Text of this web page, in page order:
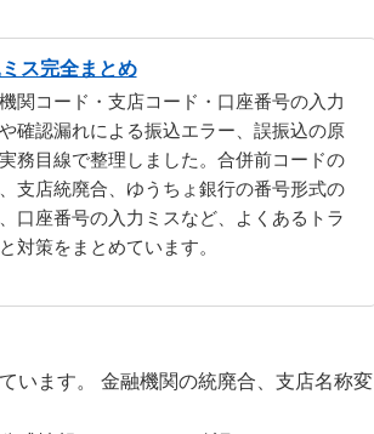
ス完全まとめ
関コード・支店コード・口座番号の入力
確認漏れによる振込エラー、誤振込の原
務目線で整理しました。合併前コードの
支店統廃合、ゆうちょ銀行の番号形式の
口座番号の入力ミスなど、よくあるトラ
対策をまとめています。
います。 金融機関の統廃合、支店名称変